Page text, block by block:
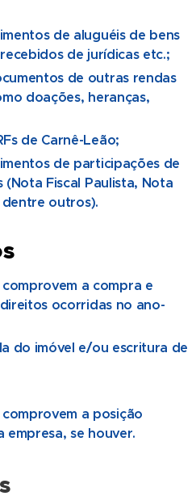
de aluguéis de bens
de jurídicas etc.;
de outras rendas
doações, heranças,
de Carnê-Leão;
de participações de
(Nota Fiscal Paulista, Nota
dentre outros).
a compra e
ocorridas no ano-
do imóvel e/ou escritura de
a posição
empresa, se houver.